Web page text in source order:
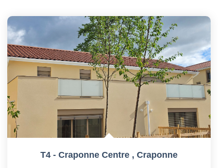
T4 - Craponne Centre , Craponne